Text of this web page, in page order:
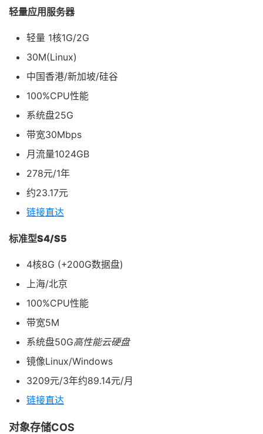
轻量应用服务器
轻量 1核1G/2G
30M(Linux)
中国香港/新加坡/硅谷
100%CPU性能
系统盘25G
带宽30Mbps
月流量1024GB
278元/1年
约23.17元
链接直达
标准型S4/S5
4核8G (+200G数据盘)
上海/北京
100%CPU性能
带宽5M
系统盘50G高性能云硬盘
镜像Linux/Windows
3209元/3年约89.14元/月
链接直达
对象存储COS